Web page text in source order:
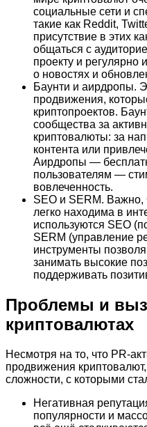
социальные сети и
такие как Reddit,
присутствие в этих
общаться с
проекту и регулярно
о новостях и
Баунти и аирдропы.
продвижения,
криптопроектов.
сообщества за
криптовалюты: за
контента или
Аирдропы —
пользователям —
вовлеченность.
SEO и SERM. Важно,
легко находима в
используются SEO
SERM (управление
инструменты
занимать высокие
поддерживать
Проблемы и
криптовалютах
Несмотря на то, что PR-
продвижения
сложности, с которыми
Негативная
популярности и